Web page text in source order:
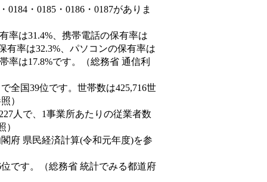
・0185・0186・0187がありま
率は31.4%、携帯電話の保有率は
有率は32.3%、パソコンの保有率は
率は17.8%です。（総務省 通信利
全国39位です。世帯数は425,716世
）
人で、1事業所あたりの従業者数
）
府 県民経済計算(令和元年度)を参
です。（総務省 統計でみる都道府